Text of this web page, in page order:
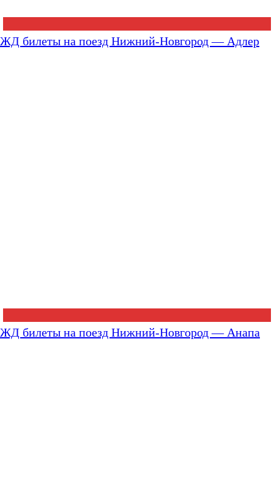
ЖД билеты на поезд Нижний-Новгород — Адлер
ЖД билеты на поезд Нижний-Новгород — Анапа